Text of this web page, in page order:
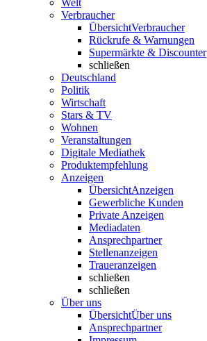
Welt
Verbraucher
ÜbersichtVerbraucher
Rückrufe & Warnungen
Supermärkte & Discounter
schließen
Deutschland
Politik
Wirtschaft
Stars & TV
Wohnen
Veranstaltungen
Digitale Mediathek
Produktempfehlung
Anzeigen
ÜbersichtAnzeigen
Gewerbliche Kunden
Private Anzeigen
Mediadaten
Ansprechpartner
Stellenanzeigen
Traueranzeigen
schließen
schließen
Über uns
ÜbersichtÜber uns
Ansprechpartner